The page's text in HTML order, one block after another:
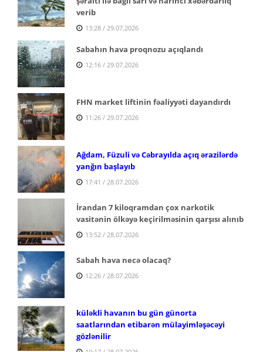
verib
13:28 / 29.07.2026
Sabahın hava proqnozu açıqlandı
12:16 / 29.07.2026
FHN market liftinin fəaliyyəti dayandırdı
11:26 / 29.07.2026
Ağdam, Füzuli və Cəbrayılda açıq ərazilərdə
yanğın başlayıb
17:41 / 28.07.2026
İrandan 7 kiloqramdan çox narkotik
vasitənin ölkəyə keçirilməsinin qarşısı alınıb
13:52 / 28.07.2026
Sabah hava necə olacaq?
12:26 / 28.07.2026
küləkli havanın bu gün günorta
saatlarından etibarən mülayimləşəcəyi
gözlənilir